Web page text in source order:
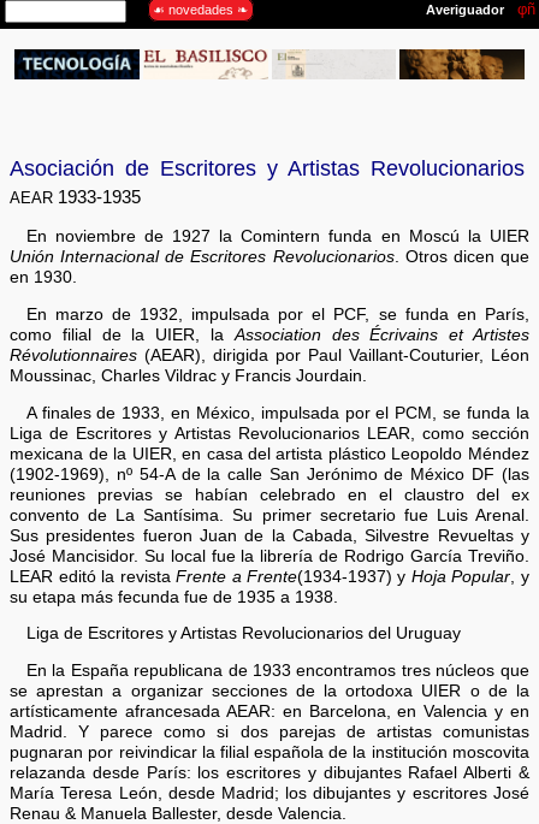
Asociación de Escritores y Artistas Revolucionarios
aear 1933-1935
En noviembre de 1927 la Comintern funda en Moscú la UIER
Unión Internacional de Escritores Revolucionarios. Otros dicen que
en 1930.
En marzo de 1932, impulsada por el PCF, se funda en París,
como filial de la UIER, la Association des Écrivains et Artistes
Révolutionnaires (AEAR), dirigida por Paul Vaillant-Couturier, Léon
Moussinac, Charles Vildrac y Francis Jourdain.
A finales de 1933, en México, impulsada por el PCM, se funda la
Liga de Escritores y Artistas Revolucionarios LEAR, como sección
mexicana de la UIER, en casa del artista plástico Leopoldo Méndez
(1902-1969), nº 54-A de la calle San Jerónimo de México DF (las
reuniones previas se habían celebrado en el claustro del ex
convento de La Santísima. Su primer secretario fue Luis Arenal.
Sus presidentes fueron Juan de la Cabada, Silvestre Revueltas y
José Mancisidor. Su local fue la librería de Rodrigo García Treviño.
LEAR editó la revistaFrente a Frente(1934-1937) y Hoja Popular , y
su etapa más fecunda fue de 1935 a 1938.
Liga de Escritores y Artistas Revolucionarios del Uruguay
En la España republicana de 1933 encontramos tres núcleos que
se aprestan a organizar secciones de la ortodoxa UIER o de la
artísticamente afrancesada AEAR: en Barcelona, en Valencia y en
Madrid. Y parece como si dos parejas de artistas comunistas
pugnaran por reivindicar la filial española de la institución moscovita
relazanda desde París: los escritores y dibujantes Rafael Alberti &
María Teresa León, desde Madrid; los dibujantes y escritores José
Renau & Manuela Ballester, desde Valencia.